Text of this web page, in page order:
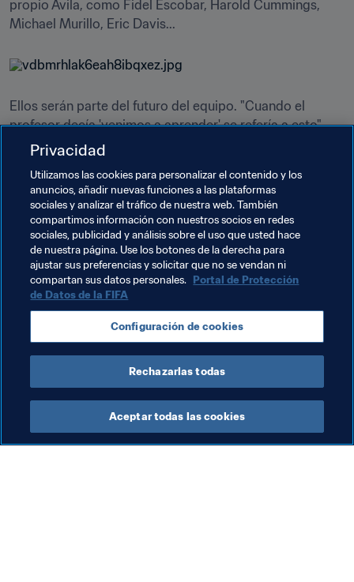
propio Ávila, como Fidel Escobar, Harold Cummings,
Michael Murillo, Eric Davis...
Ellos serán parte del futuro del equipo. "Cuando el
profesor decía 'venimos a aprender' se refería a esto",
señalaba Baloy. "Íbamos a enfrentar a selecciones de
defensor. Y para que en próximas ocasiones se pueda
hacer frente a estos grandes rivales, la receta es clara:
"hay que trabajar fuerte en ellos no solo físicamente y
tácticamente, sino mentalmente".
Pero antes, Baloy y Panamá tienen un partido más por
jugar en esta primera aventura mundialista. Y marcado el
primer hito, el gol, por qué no soñar con el segundo el 28
de junio ante Túnez. "Nos vamos a esforzar para lograr el
primer triunfo de Panamá en una Copa del Mundo".
Privacidad
Utilizamos las cookies para personalizar el contenido y los
anuncios, añadir nuevas funciones a las plataformas
sociales y analizar el tráfico de nuestra web. También
compartimos información con nuestros socios en redes
sociales, publicidad y análisis sobre el uso que usted hace
de nuestra página. Use los botones de la derecha para
ajustar sus preferencias y solicitar que no se vendan ni
compartan sus datos personales. Portal de Protección
de Datos de la FIFA
Configuración de cookies
Rechazarlas todas
Aceptar todas las cookies